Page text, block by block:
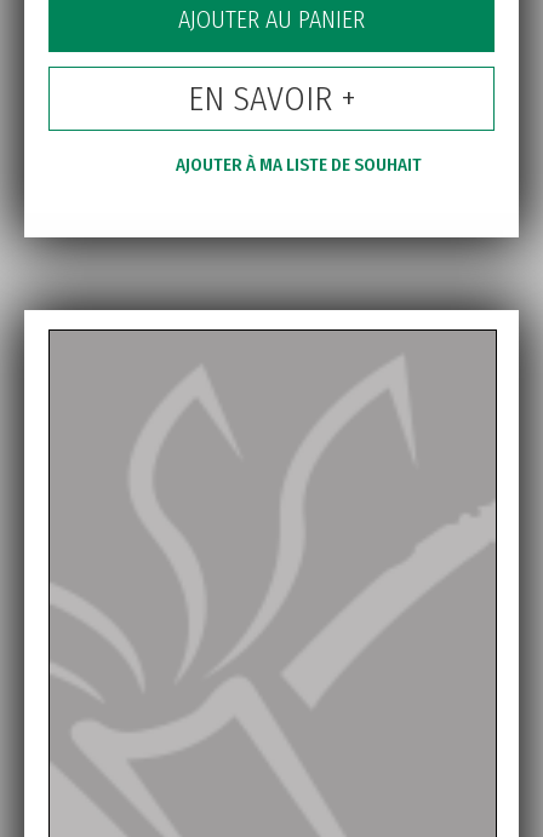
AJOUTER AU PANIER
EN SAVOIR +
AJOUTER À MA LISTE DE SOUHAIT